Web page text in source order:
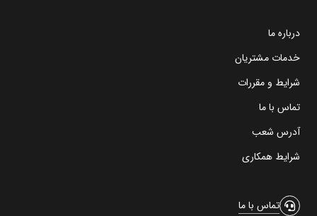
درباره ما
خدمات مشتریان
شرایط و مقررات
تماس با ما
آدرس شعب
شرایط همکاری
تماس با ما